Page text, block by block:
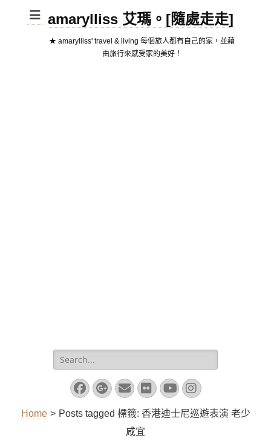
amarylliss 艾瑪。[隨處走走]
★ amarylliss' travel & living 每個旅人都有自己的家，並藉
由旅行來感受家的美好！
Search
for:
Facebook
Googleplus
EmailFlickrYouTube
Instagram
Home > Posts tagged 標籤: 香港迪士尼巡遊表演 老少
咸宜